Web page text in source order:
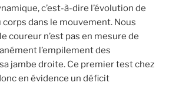
c’est-à-dire l’évolution de
corps dans le mouvement. Nous
coureur n’est pas en mesure de
l’empilement des
jambe droite. Ce premier test chez
en évidence un déficit